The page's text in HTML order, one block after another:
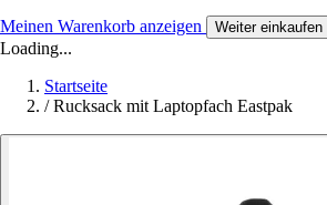
Meinen Warenkorb anzeigen Weiter einkaufen
Loading...
Startseite
/ Rucksack mit Laptopfach Eastpak